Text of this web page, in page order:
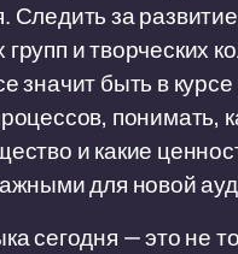
Следить за
и творческих
значит быть в курсе
понимать,
и какие
для новой
сегодня — это не